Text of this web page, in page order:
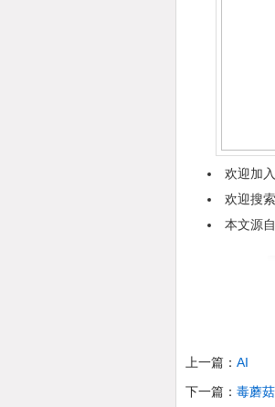
欢迎加
欢迎搜
本文源自
上一篇： AI
下一篇： 毒蘑菇